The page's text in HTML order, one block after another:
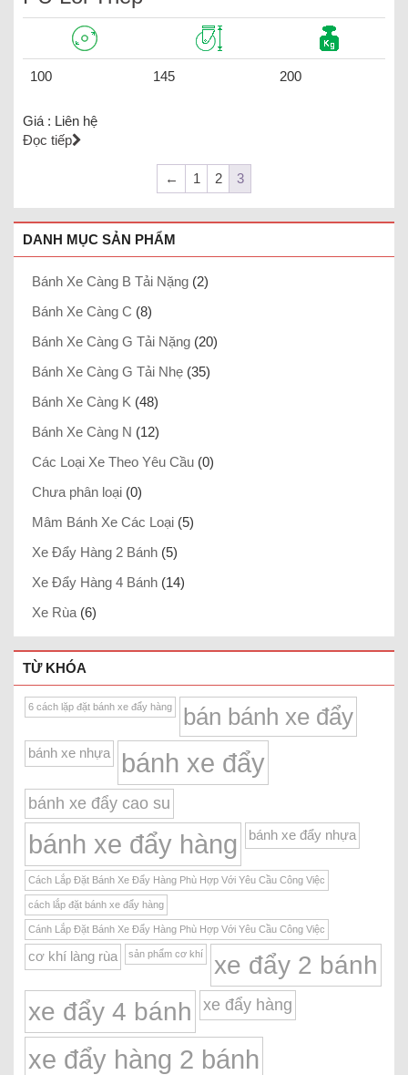
100 145 200
Giá : Liên hệ
Đọc tiếp
← 1 2 3
DANH MỤC SẢN PHẨM
Bánh Xe Càng B Tải Nặng (2)
Bánh Xe Càng C (8)
Bánh Xe Càng G Tải Nặng (20)
Bánh Xe Càng G Tải Nhẹ (35)
Bánh Xe Càng K (48)
Bánh Xe Càng N (12)
Các Loại Xe Theo Yêu Cầu (0)
Chưa phân loại (0)
Mâm Bánh Xe Các Loại (5)
Xe Đẩy Hàng 2 Bánh (5)
Xe Đẩy Hàng 4 Bánh (14)
Xe Rùa (6)
TỪ KHÓA
6 cách lặp đặt bánh xe đẩy hàng bán bánh xe đẩy
bánh xe nhựa bánh xe đẩy
bánh xe đẩy cao su
bánh xe đẩy hàng bánh xe đẩy nhựa
Cách Lắp Đặt Bánh Xe Đẩy Hàng Phù Hợp Với Yêu Cầu Công Việc
cách lắp đặt bánh xe đẩy hàng
Cánh Lắp Đặt Bánh Xe Đẩy Hàng Phù Hợp Với Yêu Cầu Công Việc
cơ khí làng rùa sản phẩm cơ khí
xe đẩy 2 bánh
xe đẩy 4 bánh
xe đẩy hàng
xe đẩy hàng 2 bánh